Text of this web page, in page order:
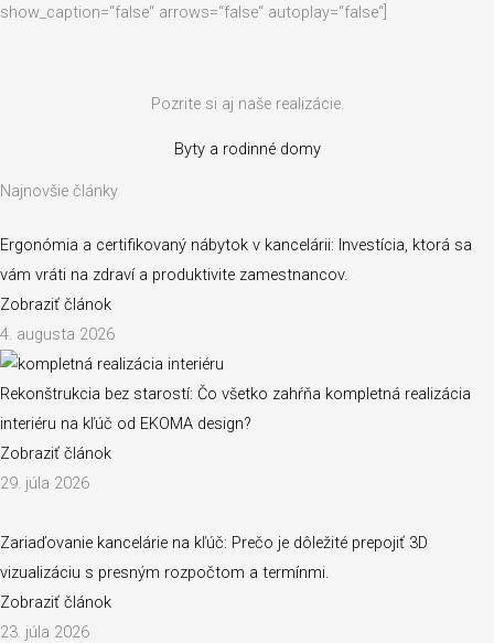
show_caption=“false“ arrows=“false“ autoplay=“false“]
Pozrite si aj naše realizácie.
Byty a rodinné domy
Najnovšie články
Ergonómia a certifikovaný nábytok v kancelárii: Investícia, ktorá sa
vám vráti na zdraví a produktivite zamestnancov.
Zobraziť článok
4. augusta 2026
Rekonštrukcia bez starostí: Čo všetko zahŕňa kompletná realizácia
interiéru na kľúč od EKOMA design?
Zobraziť článok
29. júla 2026
Zariaďovanie kancelárie na kľúč: Prečo je dôležité prepojiť 3D
vizualizáciu s presným rozpočtom a termínmi.
Zobraziť článok
23. júla 2026